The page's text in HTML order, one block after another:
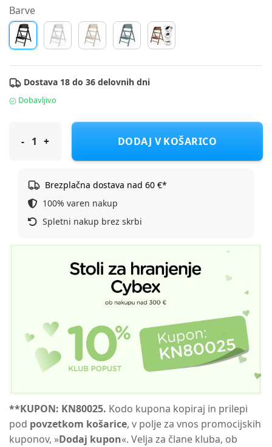
Barve
Dostava 18 do 36 delovnih dni
Dobavljivo
Cybex stol za hranjenje Click & Fold stunning black
DODAJ V KOŠARICO
Brezplačna dostava nad 60 €*
100% varen nakup
Spletni nakup brez skrbi
**KUPON: KN80025. Kodo kupona kopiraj in prilepi
pod povzetkom košarice, v polje za vnos promocijskih
kuponov, »Dodaj kupon«. Velja za člane kluba, ob